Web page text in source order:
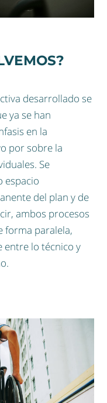
desarrollado se
ya se han
en la
por sobre la
Se
espacio
del plan y de
ambos procesos
forma paralela,
entre lo técnico y